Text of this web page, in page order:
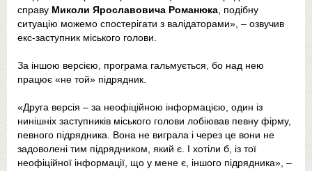
справу Миколи Ярославовича Романюка , подібну
ситуацію можемо спостерігати з валідаторами», – озвучив
екс-заступник міського голови.
За іншою версією, програма гальмується, бо над нею
працює «не той» підрядник.
«Друга версія – за неофіційною інформацією, один із
нинішніх заступників міського голови лобіював певну фірму,
певного підрядника. Вона не виграла і через це вони не
задоволені тим підрядником, який є. І хотіли б, із тої
неофіційної інформації, що у мене є, іншого підрядника», –